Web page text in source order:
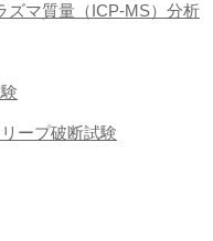
ズマ質量（ICP-MS）分析
ープ破断試験